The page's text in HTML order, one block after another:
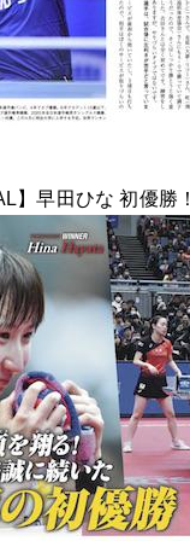
】早田ひな 初優勝！